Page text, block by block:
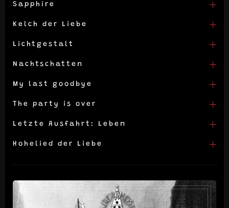
Sapphire
Kelch der Liebe
Lichtgestalt
Nachtschatten
My last goodbye
The party is over
Letzte Ausfahrt: Leben
Hohelied der Liebe